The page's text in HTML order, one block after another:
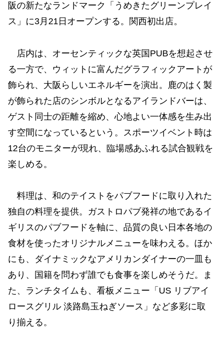
阪の新たなランドマーク「うめきたグリーンプレイ
ス」に3月21日オープンする。関西初出店。
店内は、オーセンティックな英国PUBを想起させ
る一方で、ウィットに富んだグラフィックアートが
飾られ、大阪らしいエネルギーを演出。鹿のはく製
が飾られた店のシンボルとなるアイランドバーは、
ゲスト同士の距離を縮め、心地よい一体感を生み出
す空間になっているという。スポーツイベント時は
12台のモニターが現れ、臨場感あふれる試合観戦を
楽しめる。
料理は、和のテイストをパブフードに取り入れた
独自の料理を提供。ガストロパブ発祥の地であるイ
ギリスのパブフードを軸に、品質の良い日本各地の
食材を使ったオリジナルメニューを味わえる。ほか
にも、ダイナミックなアメリカンダイナーの一皿も
あり、国籍を問わず誰でも食事を楽しめそうだ。ま
た、ランチタイムも、看板メニュー「US リブアイ
ロースグリル 淡路島玉ねぎソース」など多彩に取
り揃える。